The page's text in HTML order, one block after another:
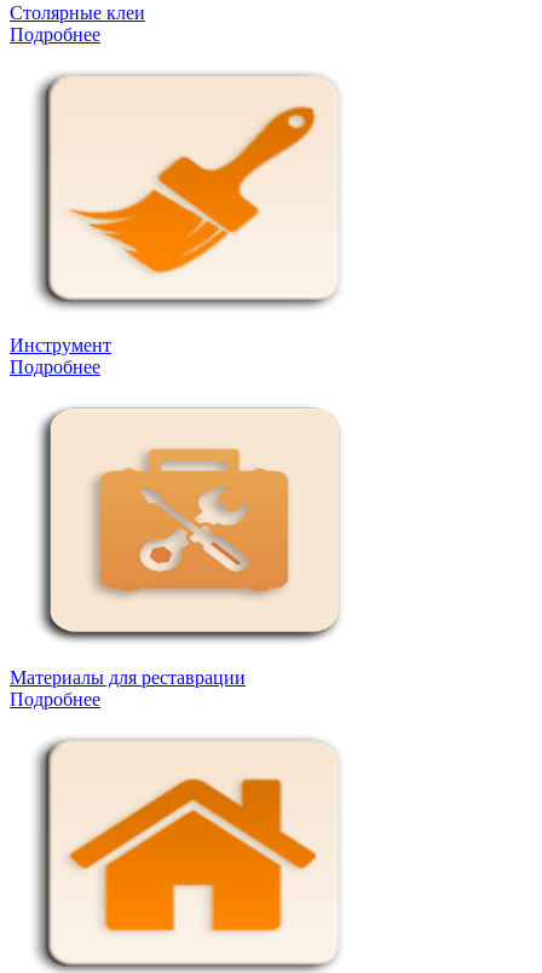
Столярные клеи
Подробнее
Инструмент
Подробнее
Материалы для реставрации
Подробнее